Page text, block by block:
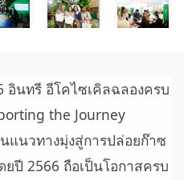
อินทรี อีโคไซเคิลฉลองครบ
the Journey
นวทางมุ่งสู่การปล่อยก๊าซ
ปี 2566 ถือเป็นโอกาสครบ